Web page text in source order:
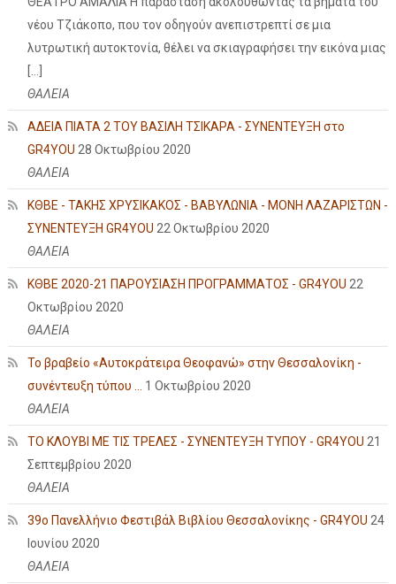
νέου Τζιάκοπο, που τον οδηγούν ανεπιστρεπτί σε μια
λυτρωτική αυτοκτονία, θέλει να σκιαγραφήσει την εικόνα μιας
ΘΑΛΕΙΑ
ΑΔΕΙΑ ΠΙΑΤΑ 2 ΤΟΥ ΒΑΣΙΛΗ ΤΣΙΚΑΡΑ - ΣΥΝΕΝΤΕΥΞΗ στο
GR4YOU 28 Οκτωβρίου 2020
ΘΑΛΕΙΑ
ΚΘΒΕ - ΤΑΚΗΣ ΧΡΥΣΙΚΑΚΟΣ - ΒΑΒΥΛΩΝΙΑ - ΜΟΝΗ ΛΑΖΑΡΙΣΤΩΝ -
ΣΥΝΕΝΤΕΥΞΗ GR4YOU 22 Οκτωβρίου 2020
ΘΑΛΕΙΑ
ΚΘΒΕ 2020-21 ΠΑΡΟΥΣΙΑΣΗ ΠΡΟΓΡΑΜΜΑΤΟΣ - GR4YOU 22
Οκτωβρίου 2020
ΘΑΛΕΙΑ
Το βραβείο «Αυτοκράτειρα Θεοφανώ» στην Θεσσαλονίκη -
συνέντευξη τύπου ...
1 Οκτωβρίου 2020
ΘΑΛΕΙΑ
ΤΟ ΚΛΟΥΒΙ ΜΕ ΤΙΣ ΤΡΕΛΕΣ - ΣΥΝΕΝΤΕΥΞΗ ΤΥΠΟΥ - GR4YOU 21
Σεπτεμβρίου 2020
ΘΑΛΕΙΑ
39ο Πανελλήνιο Φεστιβάλ Βιβλίου Θεσσαλονίκης - GR4YOU 24
Ιουνίου 2020
ΘΑΛΕΙΑ